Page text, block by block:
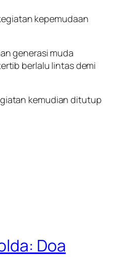
kepemudaan
generasi muda
berlalu lintas demi
kemudian ditutup
Doa